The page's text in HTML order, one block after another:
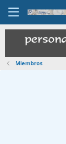
Miembros